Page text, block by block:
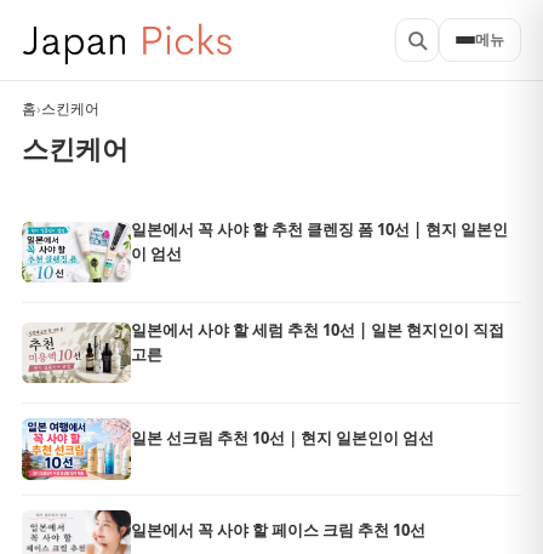
메뉴
홈›스킨케어
스킨케어
일본에서 꼭 사야 할 추천 클렌징 폼 10선 | 현지 일본인
이 엄선
일본에서 사야 할 세럼 추천 10선 | 일본 현지인이 직접
고른
일본 선크림 추천 10선｜현지 일본인이 엄선
일본에서 꼭 사야 할 페이스 크림 추천 10선